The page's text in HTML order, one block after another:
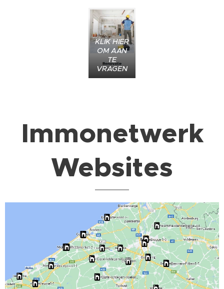
KLIK HIER
OM AAN
TE
VRAGEN
Immonetwerk
Websites